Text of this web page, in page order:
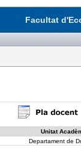
Facultat
Unitat
Departament de